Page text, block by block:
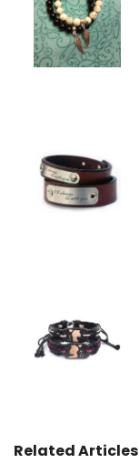
Related Articles